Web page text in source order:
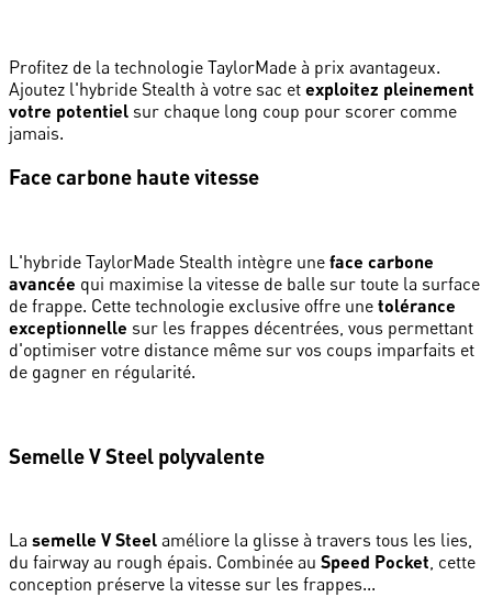
Profitez de la technologie TaylorMade à prix avantageux.
Ajoutez l'hybride Stealth à votre sac et exploitez pleinement
votre potentiel sur chaque long coup pour scorer comme
jamais.
Face carbone haute vitesse
L'hybride TaylorMade Stealth intègre une face carbone
avancée qui maximise la vitesse de balle sur toute la surface
de frappe. Cette technologie exclusive offre une tolérance
exceptionnelle sur les frappes décentrées, vous permettant
d'optimiser votre distance même sur vos coups imparfaits et
de gagner en régularité.
Semelle V Steel polyvalente
La semelle V Steel améliore la glisse à travers tous les lies,
du fairway au rough épais. Combinée au Speed Pocket, cette
conception préserve la vitesse sur les frappes...